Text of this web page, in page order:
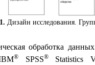
Дизайн исследования.
обработка
® SPSS® Statistics